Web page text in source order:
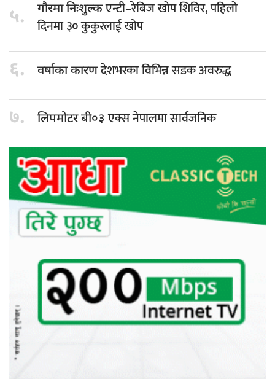
५. गौरमा निःशुल्कएन्टी–रेबिज खोप शिविर, पहिलो
दिनमा ३० कुकुरलाई खोप
६. वर्षाका कारणदेशभरका विभिन्न सडक अवरुद्ध
७. लिपमोटर बी०३एक्स नेपालमा सार्वजनिक